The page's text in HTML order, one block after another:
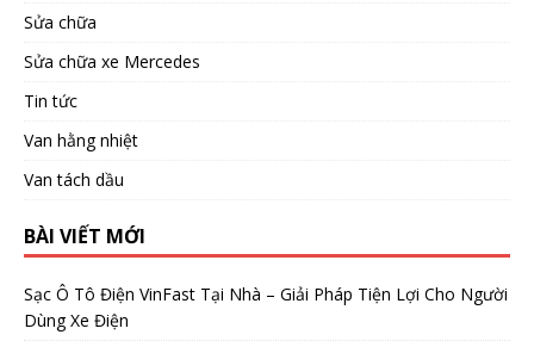
Sửa chữa
Sửa chữa xe Mercedes
Tin tức
Van hằng nhiệt
Van tách dầu
BÀI VIẾT MỚI
Sạc Ô Tô Điện VinFast Tại Nhà – Giải Pháp Tiện Lợi Cho Người
Dùng Xe Điện